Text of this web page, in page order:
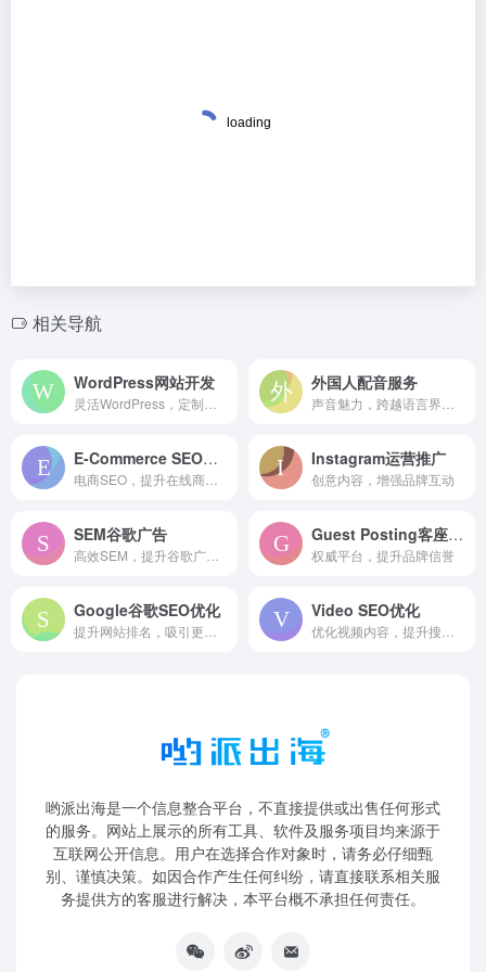
相关导航
WordPress网站开发 外国人配音服务
E-Commerce SEO优化 Instagram运营推广
创意内容，增强品牌互动
SEM谷歌广告 Guest Posting客座博客营销
权威平台，提升品牌信誉
Google谷歌SEO优化 Video SEO优化
哟派出海是一个信息整合平台，不直接提供或出售任何形式
的服务。网站上展示的所有工具、软件及服务项目均来源于
互联网公开信息。用户在选择合作对象时，请务必仔细甄
别、谨慎决策。如因合作产生任何纠纷，请直接联系相关服
务提供方的客服进行解决，本平台概不承担任何责任。